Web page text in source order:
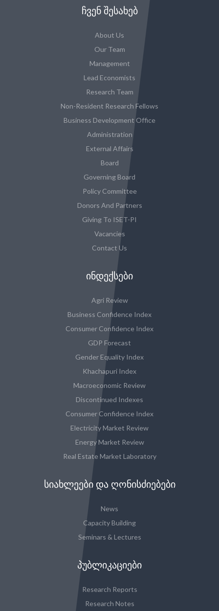
ᲩᲕᲔᲜ ᲨᲔᲡᲐᲮᲔᲑ
About Us
Our Team
Management
Lead Economists
Research Team
Non-Resident Research Fellows
Business Development Office
Administration
External Affairs
Board
Governing Board
Policy Committee
Donors And Partners
Giving To ISET-PI
Vacancies
Contact Us
ᲘᲜᲓᲔᲥᲡᲔᲑᲘ
Agri Review
Business Confidence Index
Consumer Confidence Index
GDP Forecast
Gender Equality Index
Khachapuri Index
Macroeconomic Review
Discontinued Indexes
Consumer Confidence Index
Electricity Market Review
Energy Market Review
Real Estate Market Laboratory
ᲡᲘᲐᲮᲚᲔᲔᲑᲘ ᲓᲐ ᲦᲝᲜᲘᲡᲫᲘᲔᲑᲔᲑᲘ
News
Capacity Building
Seminars & Lectures
ᲞᲣᲑᲚᲘᲙᲐᲪᲘᲔᲑᲘ
Research Reports
Research Notes